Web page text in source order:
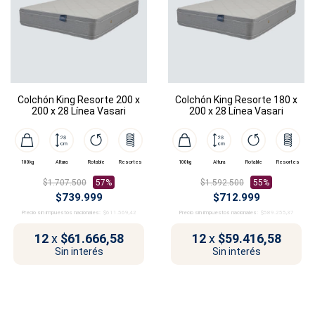
Colchón King Resorte 200 x
200 x 28 Línea Vasari
100kg Altura Rotable Resortes
$1.707.500 57%
$739.999
Precio sin impuestos nacionales: $611.569,42
12 x $61.666,58
Sin interés
Colchón King Resorte 180 x
200 x 28 Línea Vasari
100kg Altura Rotable Resortes
$1.592.500 55%
$712.999
Precio sin impuestos nacionales: $589.255,37
12 x $59.416,58
Sin interés